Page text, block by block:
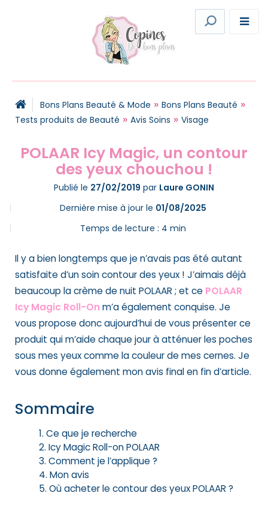
Bons Plans Beauté & Mode » Bons Plans Beauté »
Tests produits de Beauté » Avis Soins » Visage
POLAAR Icy Magic, un contour
des yeux chouchou !
Publié le 27/02/2019 par Laure GONIN
Dernière mise à jour le 01/08/2025
Temps de lecture : 4 min
Il y a bien longtemps que je n’avais pas été autant
satisfaite d’un soincontour des yeux ! J’aimais déjà
beaucoup lacrème de nuit POLAAR ; et ce POLAAR
Icy Magic Roll-On m’a également conquise. Je
vous propose donc aujourd’hui de vous présenter ce
produit qui m’aide chaque jour à atténuer les poches
sous mes yeux comme la couleur de mes cernes. Je
vous donne également mon avis final en fin d’article.
Sommaire
Ce que je recherche
Icy Magic Roll-on POLAAR
Comment je l’applique ?
Mon avis
Où acheter le contour des yeux POLAAR ?